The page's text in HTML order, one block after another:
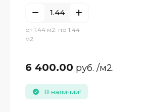
от 1.44 м2. по 1.44
м2.
6 400.00 руб. /м2.
В наличии!